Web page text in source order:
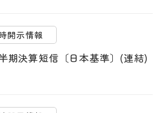
開示情報
期決算短信〔日本基準〕(連結)